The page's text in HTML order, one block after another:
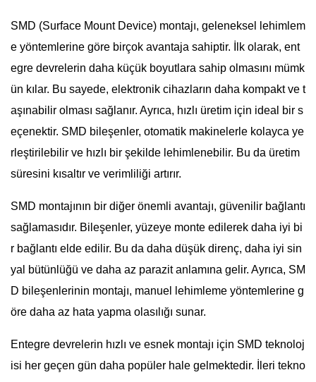
SMD (Surface Mount Device) montajı, geleneksel lehimlem
e yöntemlerine göre birçok avantaja sahiptir. İlk olarak, ent
egre devrelerin daha küçük boyutlara sahip olmasını mümk
ün kılar. Bu sayede, elektronik cihazların daha kompakt ve t
aşınabilir olması sağlanır. Ayrıca, hızlı üretim için ideal bir s
eçenektir. SMD bileşenler, otomatik makinelerle kolayca ye
rleştirilebilir ve hızlı bir şekilde lehimlenebilir. Bu da üretim
süresini kısaltır ve verimliliği artırır.
SMD montajının bir diğer önemli avantajı, güvenilir bağlantı
sağlamasıdır. Bileşenler, yüzeye monte edilerek daha iyi bi
r bağlantı elde edilir. Bu da daha düşük direnç, daha iyi sin
yal bütünlüğü ve daha az parazit anlamına gelir. Ayrıca, SM
D bileşenlerinin montajı, manuel lehimleme yöntemlerine g
öre daha az hata yapma olasılığı sunar.
Entegre devrelerin hızlı ve esnek montajı için SMD teknoloj
isi her geçen gün daha popüler hale gelmektedir. İleri tekno